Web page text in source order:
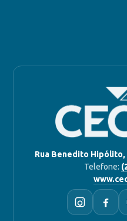
Rua Benedito Hipólito,
Telefone: